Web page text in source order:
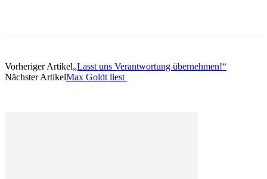
Vorheriger Artikel„Lasst uns Verantwortung übernehmen!“
Nächster ArtikelMax Goldt liest